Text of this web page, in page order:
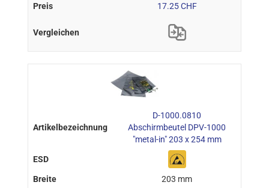
17.25 CHF
D-1000.0810
Abschirmbeutel DPV-1000
"metal-in" 203 x 254 mm
203 mm